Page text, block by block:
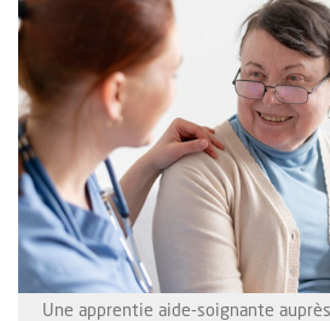
Une apprentie aide-soignante